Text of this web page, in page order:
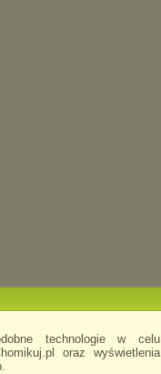
technologie w celu
oraz wyświetlenia